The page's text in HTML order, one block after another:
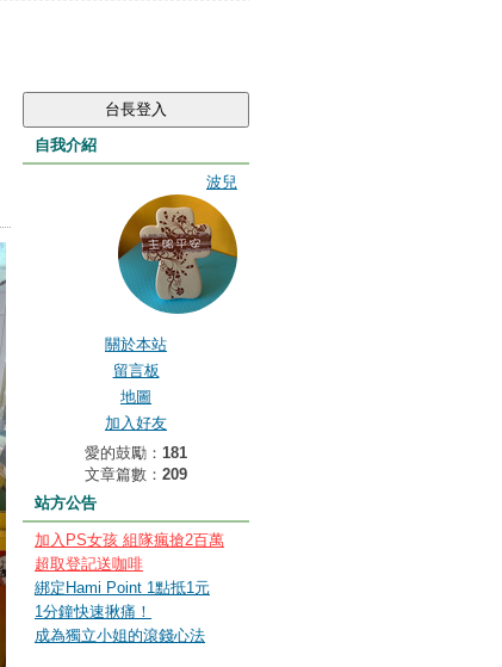
自我介紹
波兒
關於本站
留言板
地圖
加入好友
愛的鼓勵： 181
文章篇數： 209
站方公告
加入PS女孩 組隊瘋搶2百萬
超取登記送咖啡
綁定Hami Point 1點抵1元
1分鐘快速揪痛！
成為獨立小姐的滾錢心法